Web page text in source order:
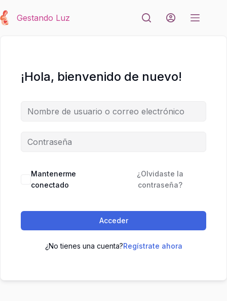
al
Gestando Luz
¡Hola, bienvenido de nuevo!
Mantenerme
conectado
¿Olvidaste la
contraseña?
Acceder
¿No tienes una cuenta?Regístrate ahora